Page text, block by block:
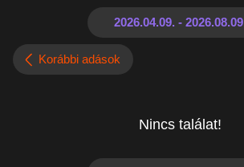
Korábbi adások
Nincs találat!